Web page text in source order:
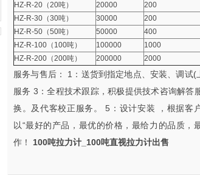
HZ-R-20（20吨）
20000 200
HZ-R-30（30吨）
30000 200
HZ-R-50（50吨）
50000 400
HZ-R-100（100吨）
100000 1000
HZ-R-200（200吨）
200000 2000
服务与售后： 1：送货到指定地点、安装、调试
服务 3：全程技术跟踪，积极提供技术咨询解
换。及代客校正服务。 5：设计安装 ，根据客
以“最好的产品，最优的价格，最给力的品质
作！ 100吨拉力计_ 100吨直视拉力计出售